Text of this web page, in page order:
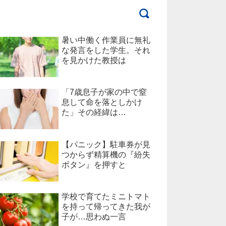
暑い中働く作業員に無礼
な発言をした学生。それ
を見かけた教授は
「7歳息子が家の中で窒
息して命を落としかけ
た」その経緯は…
【パニック】駐車券が見
つからず精算機の『紛失
ボタン』を押すと
学校で育てたミニトマト
を持って帰ってきた我が
子が…思わぬ一言